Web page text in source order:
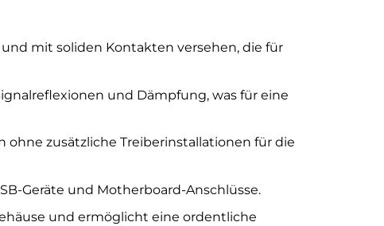
mit soliden Kontakten versehen, die für
und Dämpfung, was für eine
zusätzliche Treiberinstallationen für die
Geräte und Motherboard-Anschlüsse.
und ermöglicht eine ordentliche